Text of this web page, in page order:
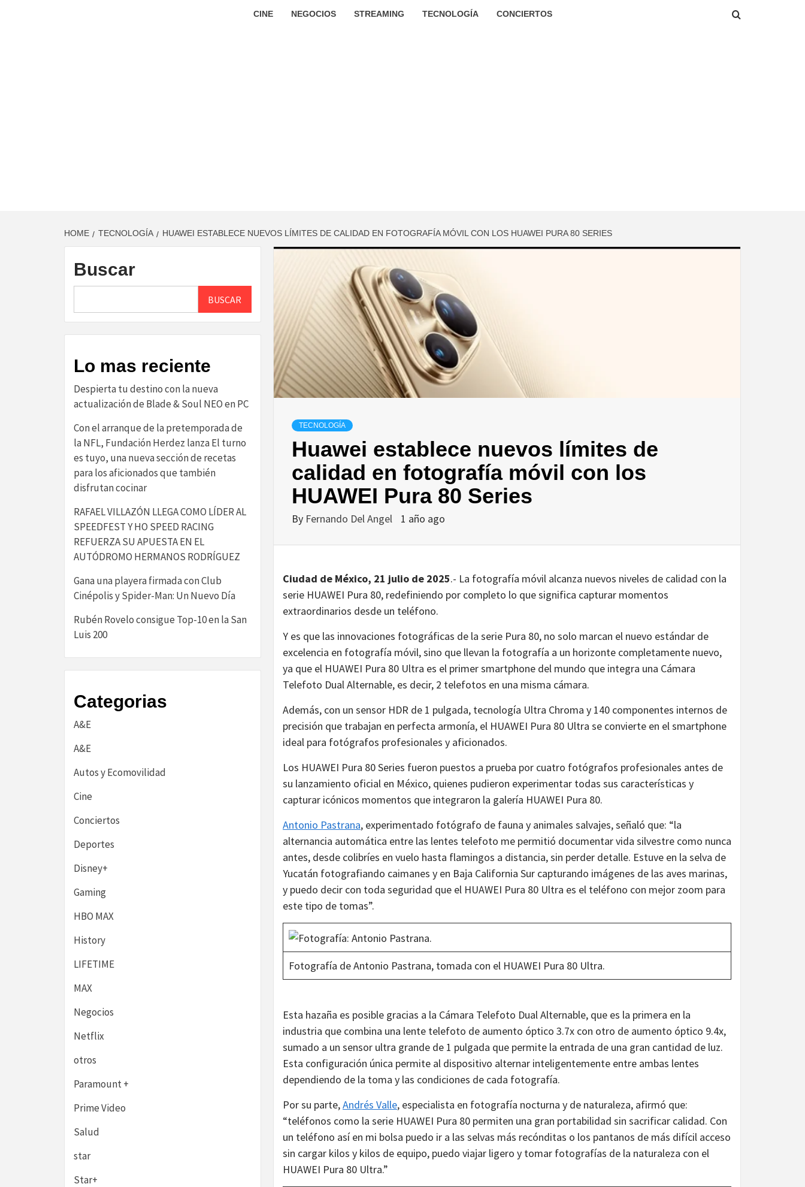
CINE NEGOCIOS STREAMING TECNOLOGÍA CONCIERTOS
HOME TECNOLOGÍA HUAWEI ESTABLECE NUEVOS LÍMITES DE CALIDAD EN FOTOGRAFÍA MÓVIL CON LOS HUAWEI PURA 80 SERIES
TECNOLOGÍA
Huawei establece nuevos límites de
calidad en fotografía móvil con los
HUAWEI Pura 80 Series
By Fernando Del Angel 1 año ago
Ciudad de México, 21 julio de 2025.- La fotografía móvil alcanza nuevos niveles de calidad con la
serie HUAWEI Pura 80, redefiniendo por completo lo que significa capturar momentos
extraordinarios desde un teléfono.
Y es que las innovaciones fotográficas de la serie Pura 80, no solo marcan el nuevo estándar de
excelencia en fotografía móvil, sino que llevan la fotografía a un horizonte completamente nuevo,
ya que el HUAWEI Pura 80 Ultra es el primer smartphone del mundo que integra una Cámara
Telefoto Dual Alternable, es decir, 2 telefotos en una misma cámara.
Además, con un sensor HDR de 1 pulgada, tecnología Ultra Chroma y 140 componentes internos de
precisión que trabajan en perfecta armonía, el HUAWEI Pura 80 Ultra se convierte en el smartphone
ideal para fotógrafos profesionales y aficionados.
Los HUAWEI Pura 80 Series fueron puestos a prueba por cuatro fotógrafos profesionales antes de
su lanzamiento oficial en México, quienes pudieron experimentar todas sus características y
capturar icónicos momentos que integraron la galería HUAWEI Pura 80.
Antonio Pastrana, experimentado fotógrafo de fauna y animales salvajes, señaló que: “la
alternancia automática entre las lentes telefoto me permitió documentar vida silvestre como nunca
antes, desde colibríes en vuelo hasta flamingos a distancia, sin perder detalle. Estuve en la selva de
Yucatán fotografiando caimanes y en Baja California Sur capturando imágenes de las aves marinas,
y puedo decir con toda seguridad que el HUAWEI Pura 80 Ultra es el teléfono con mejor zoom para
este tipo de tomas”.
Fotografía de Antonio Pastrana, tomada con el HUAWEI Pura 80 Ultra.
Esta hazaña es posible gracias a la Cámara Telefoto Dual Alternable, que es la primera en la
industria que combina una lente telefoto de aumento óptico 3.7x con otro de aumento óptico 9.4x,
sumado a un sensor ultra grande de 1 pulgada que permite la entrada de una gran cantidad de luz.
Esta configuración única permite al dispositivo alternar inteligentemente entre ambas lentes
dependiendo de la toma y las condiciones de cada fotografía.
Por su parte,Andrés Valle, especialista en fotografía nocturna y de naturaleza, afirmó que:
“teléfonos como la serie HUAWEI Pura 80 permiten una gran portabilidad sin sacrificar calidad. Con
un teléfono así en mi bolsa puedo ir a las selvas más recónditas o los pantanos de más difícil acceso
sin cargar kilos y kilos de equipo, puedo viajar ligero y tomar fotografías de la naturaleza con el
HUAWEI Pura 80 Ultra.”
Buscar
BUSCAR
Lo mas reciente
Despierta tu destino con la nueva
actualización de Blade & Soul NEO en PC
Con el arranque de la pretemporada de
la NFL, Fundación Herdez lanza El turno
es tuyo, una nueva sección de recetas
para los aficionados que también
disfrutan cocinar
RAFAEL VILLAZÓN LLEGA COMO LÍDER AL
SPEEDFEST Y HO SPEED RACING
REFUERZA SU APUESTA EN EL
AUTÓDROMO HERMANOS RODRÍGUEZ
Gana una playera firmada con Club
Cinépolis y Spider-Man: Un Nuevo Día
Rubén Rovelo consigue Top-10 en la San
Luis 200
Categorias
A&E
A&E
Autos y Ecomovilidad
Cine
Conciertos
Deportes
Disney+
Gaming
HBO MAX
History
LIFETIME
MAX
Negocios
Netflix
otros
Paramount +
Prime Video
Salud
star
Star+